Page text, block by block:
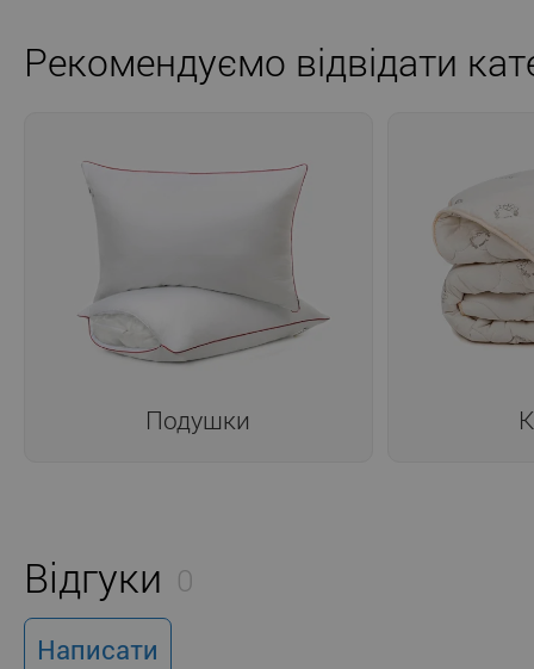
Рекомендуємо відвідати
Подушки
Відгуки 0
Написати